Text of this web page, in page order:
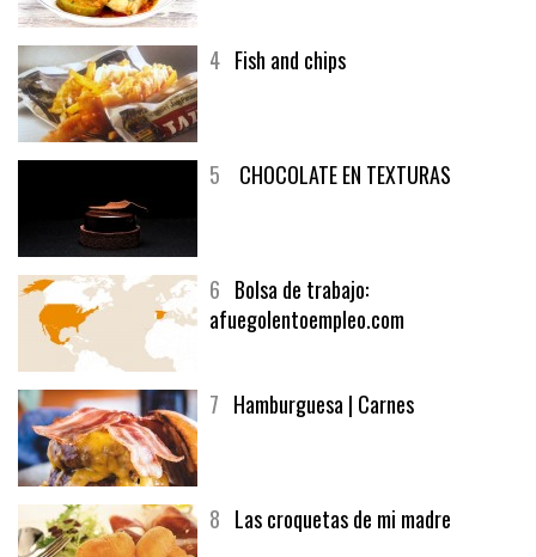
4 Fish and chips
5 CHOCOLATE EN TEXTURAS
6 Bolsa de trabajo:
afuegolentoempleo.com
7 Hamburguesa | Carnes
8 Las croquetas de mi madre